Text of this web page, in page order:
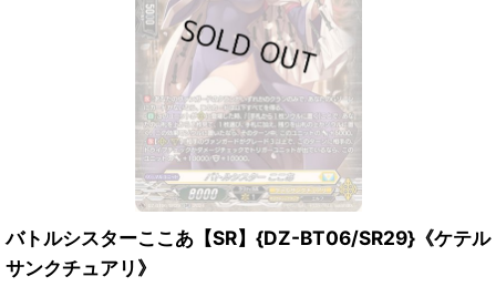
バトルシスターここあ【SR】{DZ-BT06/SR29}《ケテル
サンクチュアリ》